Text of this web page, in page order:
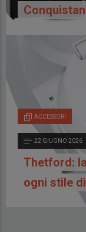
ACCESSORI
22 GIUGNO 2026
Thetford:
ogni stile